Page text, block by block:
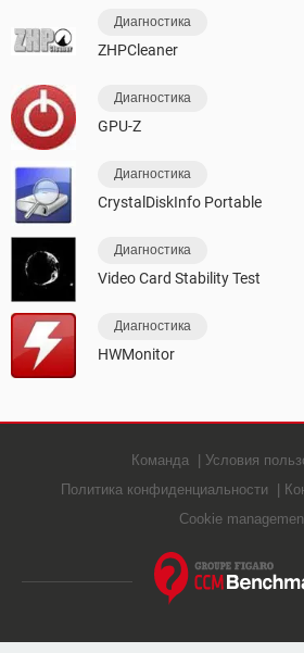
Диагностика
ZHPCleaner
Диагностика
GPU-Z
Диагностика
CrystalDiskInfo Portable
Диагностика
Video Card Stability Test
Диагностика
HWMonitor
Команда
Условия
Политика конфиденциальности
Cookie